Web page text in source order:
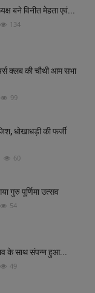
बने विनीत मेहता एवं...
134
क्लब की चौथी आम सभा
99
धोखाधड़ी की फर्जी
60
गुरु पूर्णिमा उत्सव
54
के साथ संपन्न हुआ...
49